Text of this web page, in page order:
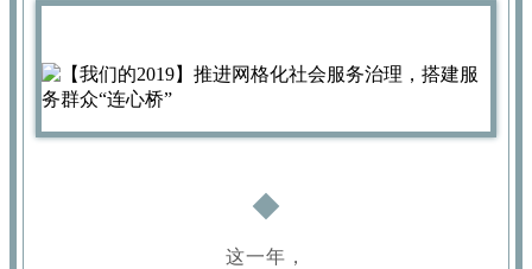
这一年，